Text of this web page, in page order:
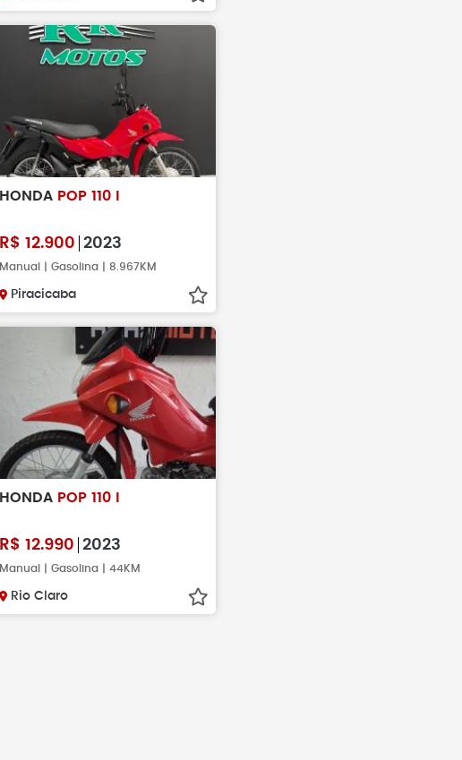
HONDA POP 110 I
R$ 12.900 2023
Manual | Gasolina | 8.967KM
Piracicaba
HONDA POP 110 I
R$ 12.990 2023
Manual | Gasolina | 44KM
Rio Claro